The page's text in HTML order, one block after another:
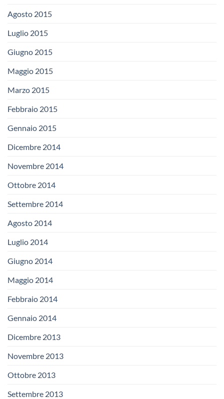
Agosto 2015
Luglio 2015
Giugno 2015
Maggio 2015
Marzo 2015
Febbraio 2015
Gennaio 2015
Dicembre 2014
Novembre 2014
Ottobre 2014
Settembre 2014
Agosto 2014
Luglio 2014
Giugno 2014
Maggio 2014
Febbraio 2014
Gennaio 2014
Dicembre 2013
Novembre 2013
Ottobre 2013
Settembre 2013